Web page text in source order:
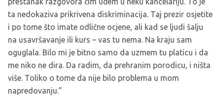
ta nedokaziva prikrivena diskriminacija. Taj prezir osjetite
i po tome što imate odlične ocjene, ali kad se ljudi šalju
na usavršavanje ili kurs – vas tu nema. Na kraju sam
oguglala. Bilo mi je bitno samo da uzmem tu platicu i da
me niko ne dira. Da radim, da prehranim porodicu, i ništa
više. Toliko o tome da nije bilo problema u mom
napredovanju.”